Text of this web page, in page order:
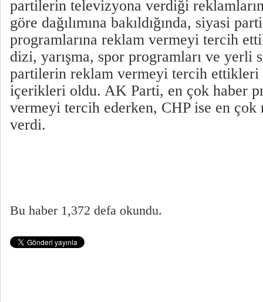
partilerin televizyona verdiği
göre dağılımına bakıldığında, siyasi
programlarına reklam vermeyi tercih
dizi, yarışma, spor programları ve yerli
partilerin reklam vermeyi tercih ettikleri
içerikleri oldu. AK Parti, en çok haber
vermeyi tercih ederken, CHP ise en
verdi.
Bu haber 1,372 defa okundu.